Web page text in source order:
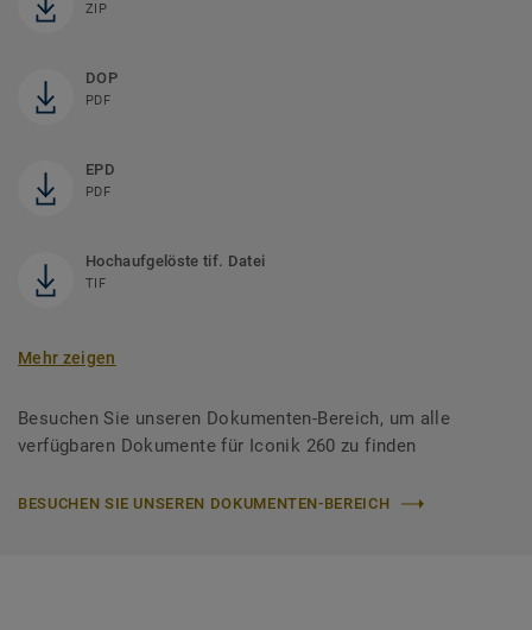
ZIP
DOP
PDF
EPD
PDF
Hochaufgelöste tif. Datei
TIF
Mehr zeigen
Besuchen Sie unseren Dokumenten-Bereich, um alle
verfügbaren Dokumente für Iconik 260 zu finden
BESUCHEN SIE UNSEREN DOKUMENTEN-BEREICH